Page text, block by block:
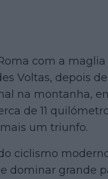
com a
Voltas, depois
na montanha,
de 11
um triunfo.
ciclismo
dominar grande